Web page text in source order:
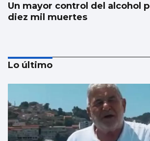
Un mayor control del alcohol
diez mil muertes
Lo último